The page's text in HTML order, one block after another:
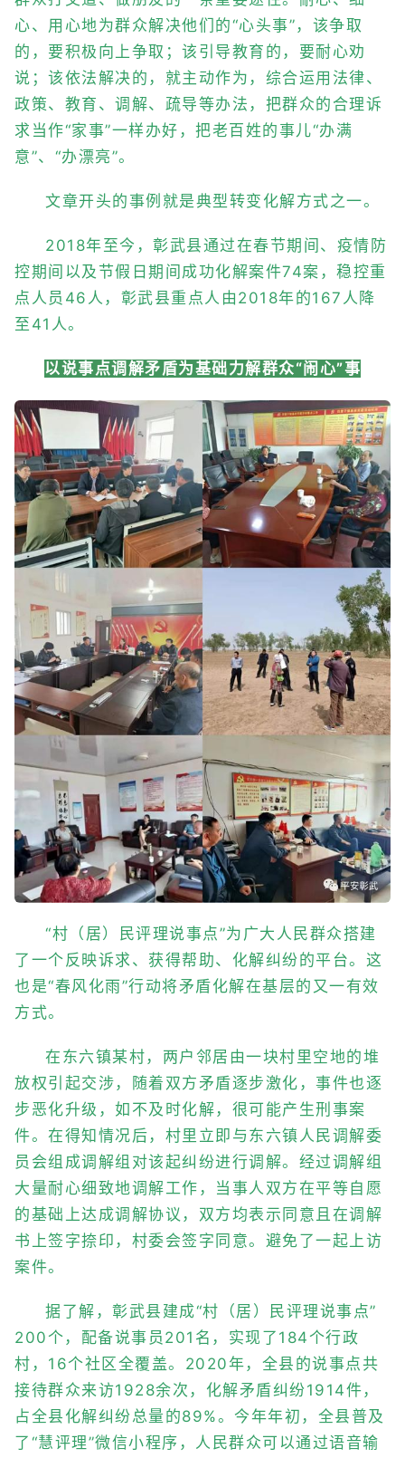
心、用心地为群众解决他们的“心头事”，该争取
的，要积极向上争取；该引导教育的，要耐心劝
说；该依法解决的，就主动作为，综合运用法律、
政策、教育、调解、疏导等办法，把群众的合理诉
求当作“家事”一样办好，把老百姓的事儿“办满
意”、“办漂亮”。
文章开头的事例就是典型转变化解方式之一。
2018年至今，彰武县通过在春节期间、疫情防
控期间以及节假日期间成功化解案件74案，稳控重
点人员46人，彰武县重点人由2018年的167人降
至41人。
以说事点调解矛盾为基础力解群众“闹心”事
“村（居）民评理说事点”为广大人民群众搭建
了一个反映诉求、获得帮助、化解纠纷的平台。这
也是“春风化雨”行动将矛盾化解在基层的又一有效
方式。
在东六镇某村，两户邻居由一块村里空地的堆
放权引起交涉，随着双方矛盾逐步激化，事件也逐
步恶化升级，如不及时化解，很可能产生刑事案
件。在得知情况后，村里立即与东六镇人民调解委
员会组成调解组对该起纠纷进行调解。经过调解组
大量耐心细致地调解工作，当事人双方在平等自愿
的基础上达成调解协议，双方均表示同意且在调解
书上签字捺印，村委会签字同意。避免了一起上访
案件。
据了解，彰武县建成“村（居）民评理说事点”
200个，配备说事员201名，实现了184个行政
村，16个社区全覆盖。2020年，全县的说事点共
接待群众来访1928余次，化解矛盾纠纷1914件，
占全县化解纠纷总量的89%。今年年初，全县普及
了“慧评理”微信小程序，人民群众可以通过语音输